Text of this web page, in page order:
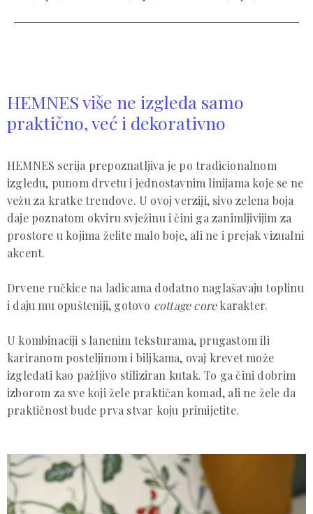
HEMNES više ne izgleda samo
praktično, već i dekorativno
HEMNES serija prepoznatljiva je po tradicionalnom
izgledu, punom drvetu i jednostavnim linijama koje se ne
vežu za kratke trendove. U ovoj verziji, sivo zelena boja
daje poznatom okviru svježinu i čini ga zanimljivijim za
prostore u kojima želite malo boje, ali ne i prejak vizualni
akcent.
Drvene ručkice na ladicama dodatno naglašavaju toplinu
i daju mu opušteniji, gotovo cottage corekarakter.
U kombinaciji s lanenim teksturama, prugastom ili
kariranom posteljinom i biljkama, ovaj krevet može
izgledati kao pažljivo stiliziran kutak. To ga čini dobrim
izborom za sve koji žele praktičan komad, ali ne žele da
praktičnost bude prva stvar koju primijetite.